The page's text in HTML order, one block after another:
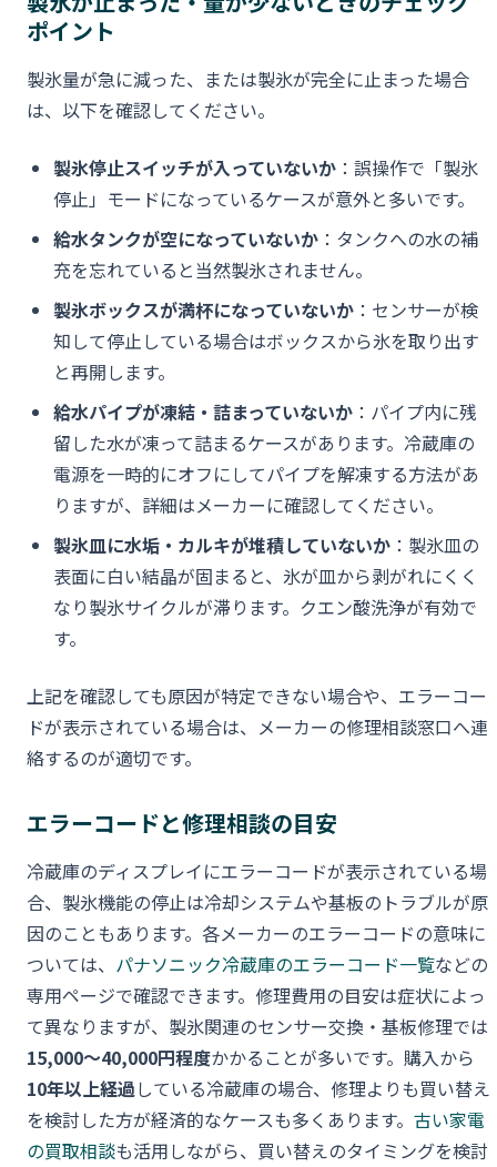
ポイント
製氷量が急に減った、または製氷が完全に止まった場合
は、以下を確認してください。
製氷停止スイッチが入っていないか ：誤操作で「製氷
停止」モードになっているケースが意外と多いです。
給水タンクが空になっていないか ：タンクへの水の補
充を忘れていると当然製氷されません。
製氷ボックスが満杯になっていないか ：センサーが検
知して停止している場合はボックスから氷を取り出す
と再開します。
給水パイプが凍結・詰まっていないか ：パイプ内に残
留した水が凍って詰まるケースがあります。冷蔵庫の
電源を一時的にオフにしてパイプを解凍する方法があ
りますが、詳細はメーカーに確認してください。
製氷皿に水垢・カルキが堆積していないか ：製氷皿の
表面に白い結晶が固まると、氷が皿から剥がれにくく
なり製氷サイクルが滞ります。クエン酸洗浄が有効で
す。
上記を確認しても原因が特定できない場合や、エラーコー
ドが表示されている場合は、メーカーの修理相談窓口へ連
絡するのが適切です。
エラーコードと修理相談の目安
冷蔵庫のディスプレイにエラーコードが表示されている場
合、製氷機能の停止は冷却システムや基板のトラブルが原
因のこともあります。各メーカーのエラーコードの意味に
ついては、 パナソニック冷蔵庫のエラーコード一覧などの
専用ページで確認できます。修理費用の目安は症状によっ
て異なりますが、製氷関連のセンサー交換・基板修理では
15,000〜40,000円程度かかることが多いです。購入から
10年以上経過している冷蔵庫の場合、修理よりも買い替え
を検討した方が経済的なケースも多くあります。 古い家電
の買取相談も活用しながら、買い替えのタイミングを検討